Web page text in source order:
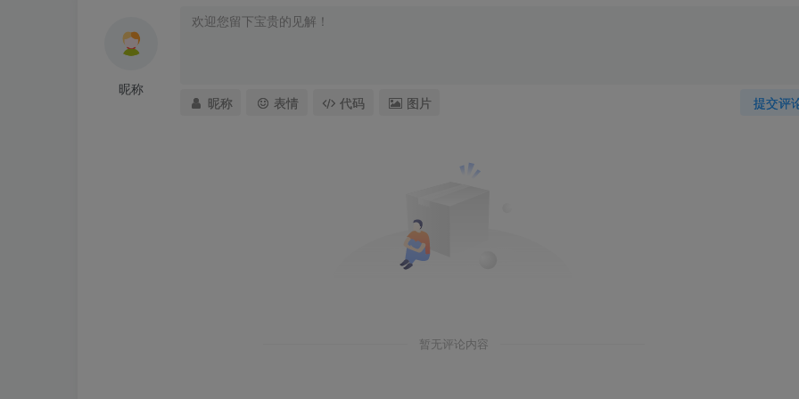
昵称
提交评
昵称 表情 代码 图片
暂无评论内容